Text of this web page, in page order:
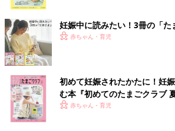
妊娠中に読みたい！3冊の「た
赤ちゃん・育児
初めて妊娠されたかたに！妊
む本『初めてのたまごクラブ
赤ちゃん・育児